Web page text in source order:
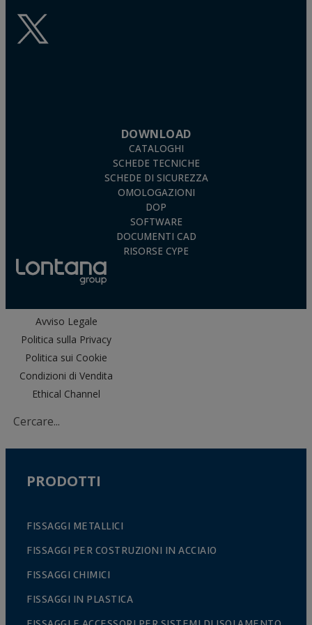
sono la scelta ideale per oggetti fino a 20 kg, come
. Per l’installazione in controsoffitti, è
preferibile utilizzare girevoli a gravità, come i modelli
BA-ES o BA-GA.
Da INDEX troverete un’ampia scelta di fissaggi per materiali
Potresti essere interessato anche a:
– FISSAGGI IN METALLO
– FISSAGGI IN PLASTICA
DOWNLOAD
CATALOGHI
SCHEDE TECNICHE
SCHEDE DI SICUREZZA
OMOLOGAZIONI
DOP
SOFTWARE
DOCUMENTI CAD
RISORSE CYPE
Avviso Legale
Politica sulla Privacy
Politica sui Cookie
Condizioni di Vendita
Ethical Channel
PRODOTTI
FISSAGGI METALLICI
FISSAGGI PER COSTRUZIONI IN ACCIAIO
FISSAGGI CHIMICI
FISSAGGI IN PLASTICA